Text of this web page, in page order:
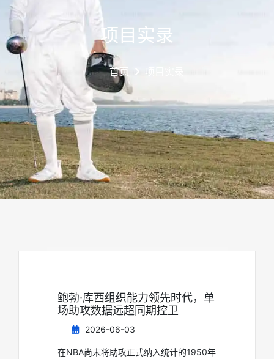
项目实录
首页 项目实录
鲍勃·库西组织能力领先时代，单
场助攻数据远超同期控卫
2026-06-03
在NBA尚未将助攻正式纳入统计的1950年